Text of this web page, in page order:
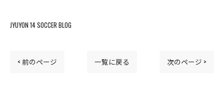
JYUYON 14 SOCCER BLOG
< 前のページ 一覧に戻る 次のページ >